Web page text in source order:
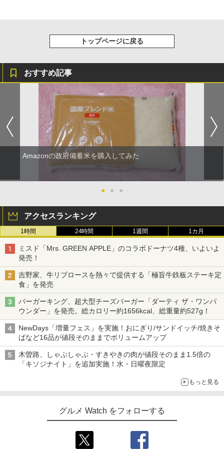
トップページに戻る
おすすめ記事
Amazonの政府備蓄米を購入してみた
● ● ●
アクセスランキング
1時間 24時間 1週間 1カ月
ミスド「Mrs. GREEN APPLE」のコラボドーナツ4種、いよいよ
発売！
吉野家、牛リブロースを熱々で提供する「極旨牛鉄板ステーキ定
食」を発売
バーガーキング、超大型チーズバーガー「ダーティ ザ・ワンパ
ウンダー」を発売。総カロリー約1656kcal、総重量約527g！
NewDays「増量フェス」を実施！おにぎり/サンドイッチ/焼きそ
ばなど16品が値段そのままでボリュームアップ
木曽路、しゃぶしゃぶ・すきやきの肉が値段そのまま1.5倍の
「キソジナイト」を追加実施！水・日曜夜限定
もっと見る
グルメ Watch をフォローする